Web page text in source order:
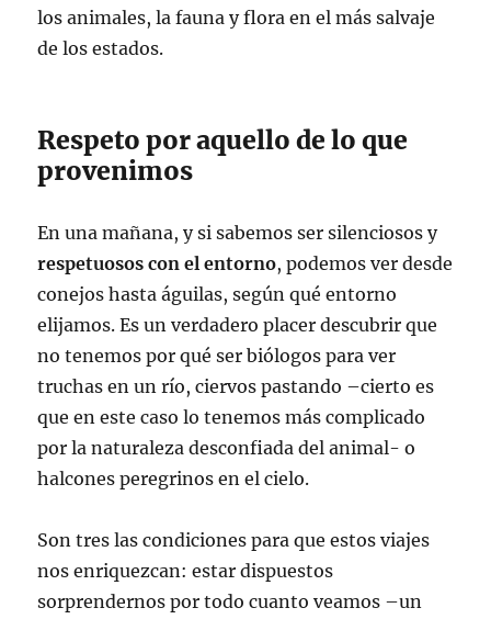
los animales, la fauna y flora en el más salvaje
de los estados.
Respeto por aquello de lo que
provenimos
En una mañana, y si sabemos ser silenciosos y
respetuosos con el entorno, podemos ver desde
conejos hasta águilas, según qué entorno
elijamos. Es un verdadero placer descubrir que
no tenemos por qué ser biólogos para ver
truchas en un río, ciervos pastando –cierto es
que en este caso lo tenemos más complicado
por la naturaleza desconfiada del animal- o
halcones peregrinos en el cielo.
Son tres las condiciones para que estos viajes
nos enriquezcan: estar dispuestos
sorprendernos por todo cuanto veamos –un